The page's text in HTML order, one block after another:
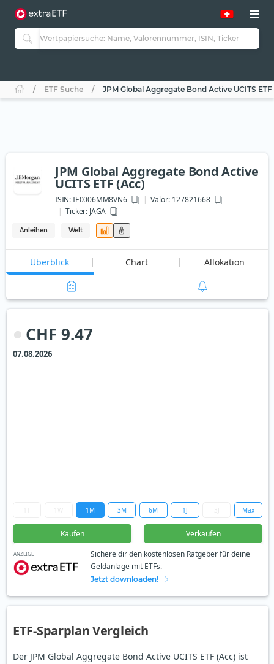
ETF Suche JPM Global Aggregate Bond Active UCITS ETF
JPM Global Aggregate Bond Active
UCITS ETF (Acc)
ISIN:IE0006MM8VN6
Valor: 127821668
Ticker: JAGA
Anleihen Welt
Überblick Chart Allokation
CHF 9.47
07.08.2026
1M 3M 6M 1J Max
Kaufen Verkaufen
ANZEIGE
Sichere dir den kostenlosen Ratgeber für deine
Geldanlage mit ETFs.
Jetzt downloaden!
ETF-Sparplan Vergleich
Der JPM Global Aggregate Bond Active UCITS ETF (Acc) ist